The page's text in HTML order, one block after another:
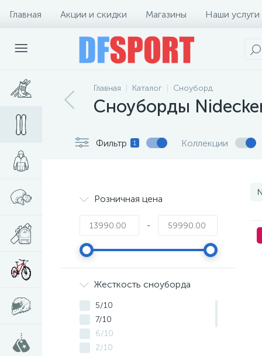
Главная Акции и скидки Магазины Наши услуги
Главная Каталог Сноуборд
Сноуборды
Фильтр 1 Коллекции
Розничная цена
-
Жесткость сноуборда
5/10
7/10
6/10
2/10